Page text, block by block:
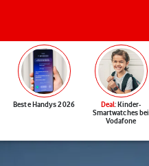
Beste Handys 2026 Deal: Kinder-
Smartwatches bei
Vodafone